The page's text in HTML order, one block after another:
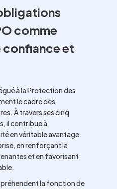
comme
et
à la Protection des
le cadre des
À travers ses cinq
il contribue à
en véritable avantage
en renforçant la
et en favorisant
la fonction de